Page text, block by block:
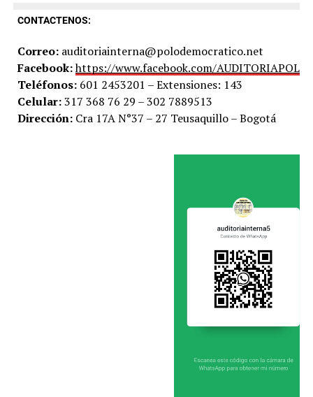
CONTACTENOS:
Correo: auditoriainterna@polodemocratico.net
Facebook:https://www.facebook.com/AUDITORIAPOLO
Teléfonos: 601 2453201 – Extensiones: 143
Celular:317 368 76 29 – 302 7889513
Dirección: Cra 17A N°37 – 27 Teusaquillo – Bogotá